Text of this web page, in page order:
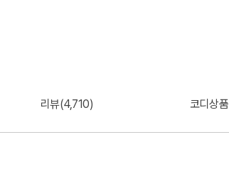
리뷰(4,710) 코디상품